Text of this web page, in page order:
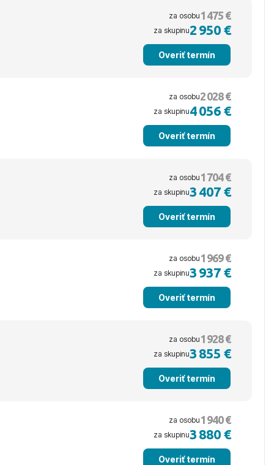
za osobu 1 475 €
za skupinu2 950 €
Overiť termín
za osobu2 028 €
za skupinu4 056 €
Overiť termín
za osobu 1 704 €
za skupinu3 407 €
Overiť termín
za osobu 1 969 €
za skupinu3 937 €
Overiť termín
za osobu 1 928 €
za skupinu3 855 €
Overiť termín
za osobu 1 940 €
za skupinu3 880 €
Overiť termín